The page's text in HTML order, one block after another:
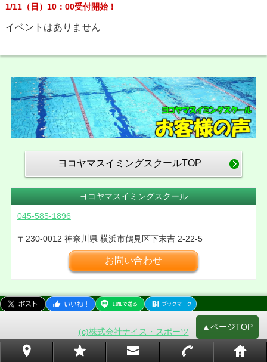
1/11（日）10：00受付開始！
イベントはありません
ヨコヤマスイミングスクールTOP
ヨコヤマスイミングスクール
045-585-1896
230-0012 神奈川県 横浜市鶴見区下末吉 2-22-5
お問い合わせ
▲ページTOP
(c)株式会社ナイス・スポーツ